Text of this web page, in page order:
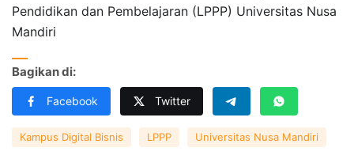
Pendidikan dan Pembelajaran (LPPP) Universitas Nusa
Mandiri
Bagikan di:
Facebook Twitter
Kampus Digital Bisnis LPPP Universitas Nusa Mandiri